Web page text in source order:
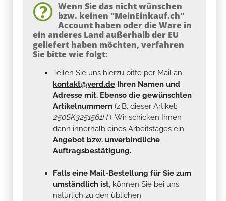
Wenn Sie das nicht wünschen
bzw. keinen "MeinEinkauf.ch"
Account haben oder die Ware in
ein anderes Land außerhalb der EU
geliefert haben möchten, verfahren
Sie bitte wie folgt:
Teilen Sie uns hierzu bitte per Mail an
kontakt@yerd.de Ihren Namen und
Adresse mit. Ebenso die gewünschten
Artikelnummern (z.B. dieser Artikel:
250SK3251561H). Wir schicken Ihnen
dann innerhalb eines Arbeitstages ein
Angebot bzw. unverbindliche
Auftragsbestätigung.
Falls eine Mail-Bestellung für Sie zum
umständlich ist, können Sie bei uns
natürlich zu den üblichen